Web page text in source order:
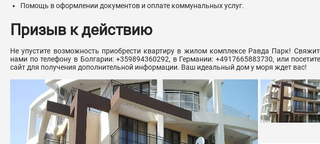
Помощь в оформлении документов и оплате коммунальных услуг.
Призыв к действию
Не упустите возможность приобрести квартиру в жилом комплексе Равда Парк!
нами по телефону в Болгарии: +359894360292, в Германии: +4917665883730, или
сайт для получения дополнительной информации. Ваш идеальный дом у моря ждет вас!